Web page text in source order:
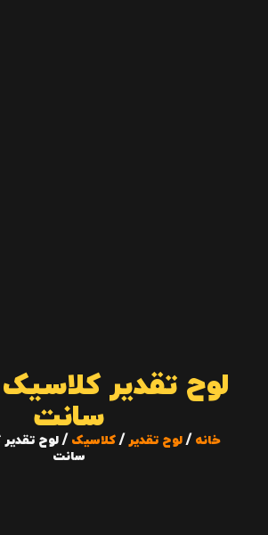
سانت
خانه /لوح تقدیر /کلاسیک
سانت